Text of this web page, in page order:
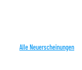
Alle Neuerscheinungen